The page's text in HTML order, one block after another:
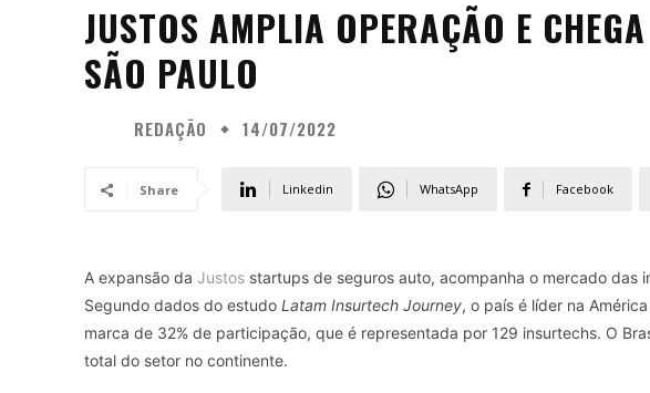
JUSTOS AMPLIA OPERAÇÃO E
SÃO PAULO
REDAÇÃO 14/07/2022
Share Linkedin WhatsApp Facebook
A expansão da Justos startups de seguros auto, acompanha o mercado das
Segundo dados do estudo Latam Insurtech Journey, o país é líder na
marca de 32% de participação, que é representada por 129 insurtechs. O
total do setor no continente.